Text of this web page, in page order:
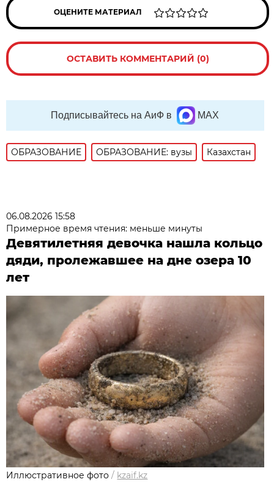
ОЦЕНИТЕ МАТЕРИАЛ
ОСТАВИТЬ КОММЕНТАРИЙ (0)
Подписывайтесь на АиФ в MAX
ОБРАЗОВАНИЕ ОБРАЗОВАНИЕ: вузы Казахстан
06.08.2026 15:58
Примерное время чтения: меньше минуты
Девятилетняя девочка нашла кольцо
дяди, пролежавшее на дне озера 10
лет
Иллюстративное фото / kzaif.kz